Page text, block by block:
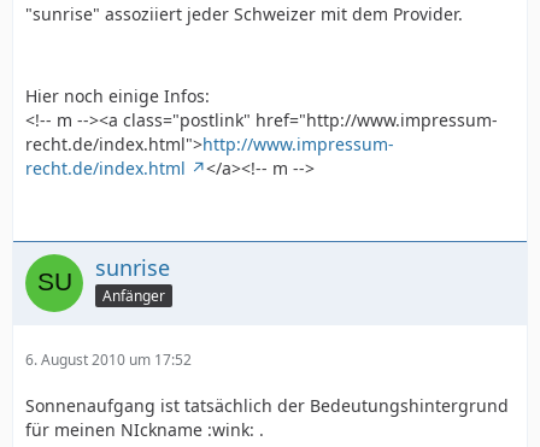
"sunrise" assoziiert jeder Schweizer mit dem Provider.
Hier noch einige Infos:
<!-- m --><a class="postlink" href="http://www.impressum-
recht.de/index.html">http://www.impressum-
recht.de/index.html
</a><!-- m -->
sunrise
Anfänger
6. August 2010 um 17:52
Sonnenaufgang ist tatsächlich der Bedeutungshintergrund
für meinen NIckname :wink: .